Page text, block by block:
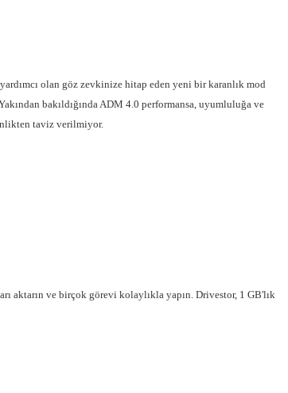
olan göz zevkinize hitap eden yeni bir karanlık mod
bakıldığında ADM 4.0 performansa, uyumluluğa ve
taviz verilmiyor.
aktarın ve birçok görevi kolaylıkla yapın. Drivestor, 1 GB'lık